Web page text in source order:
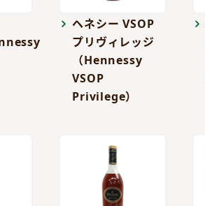
ヘネシー VSOP
プリヴィレッジ
（Hennessy
VSOP
Privilege）